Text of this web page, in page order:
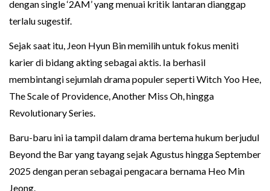
dengan single ‘2AM’ yang menuai kritik lantaran dianggap
terlalu sugestif.
Sejak saat itu, Jeon Hyun Bin memilih untuk fokus meniti
karier di bidang akting sebagai aktis. Ia berhasil
membintangi sejumlah drama populer seperti Witch Yoo Hee,
The Scale of Providence, Another Miss Oh, hingga
Revolutionary Series.
Baru-baru ini ia tampil dalam drama bertema hukum berjudul
Beyond the Bar yang tayang sejak Agustus hingga September
2025 dengan peran sebagai pengacara bernama Heo Min
Jeong.